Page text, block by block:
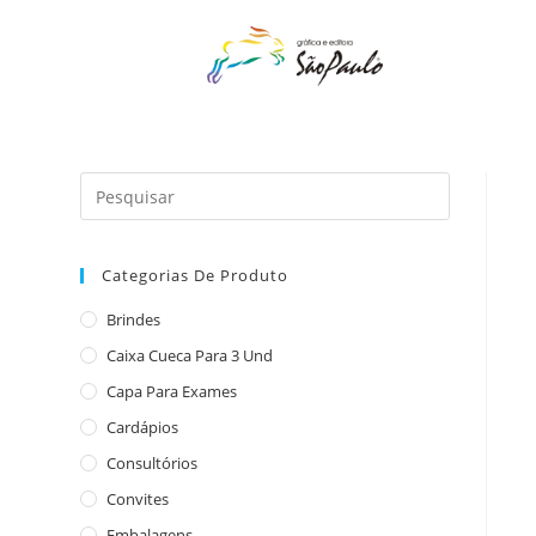
Categorias De Produto
Brindes
Caixa Cueca Para 3 Und
Capa Para Exames
Cardápios
Consultórios
Convites